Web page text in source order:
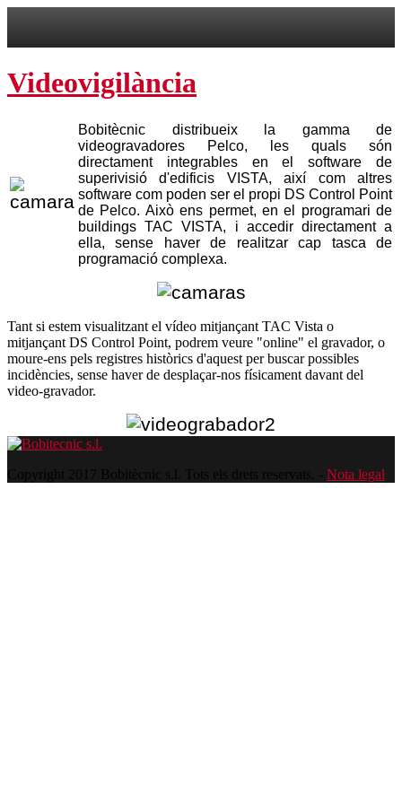
Videovigilància
Bobitècnic distribueix la gamma de
videogravadores Pelco, les quals són
directament integrables en el software de
superivisió d'edificis VISTA, així com altres
software com poden ser el propi DS Control Point
de Pelco. Això ens permet, en el programari de
buildings TAC VISTA, i accedir directament a
ella, sense haver de realitzar cap tasca de
programació complexa.
Tant si estem visualitzant el vídeo mitjançant TAC Vista o
mitjançant DS Control Point, podrem veure "online" el gravador, o
moure-ens pels registres històrics d'aquest per buscar possibles
incidències, sense haver de desplaçar-nos físicament davant del
video-gravador.
Copyright 2017 Bobitècnic s.l. Tots els drets reservats. - Nota legal